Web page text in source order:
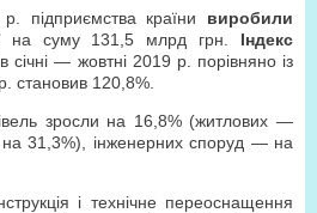
підприємства країни виробили
на суму 131,5 млрд грн. Індекс
січні — жовтні 2019 р. порівняно із
становив 120,8%.
зросли на 16,8% (житлових —
31,3%), інженерних споруд — на
і технічне переоcнащення